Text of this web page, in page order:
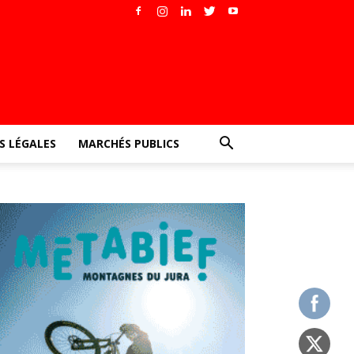
LÉGALES MARCHÉS PUBLICS